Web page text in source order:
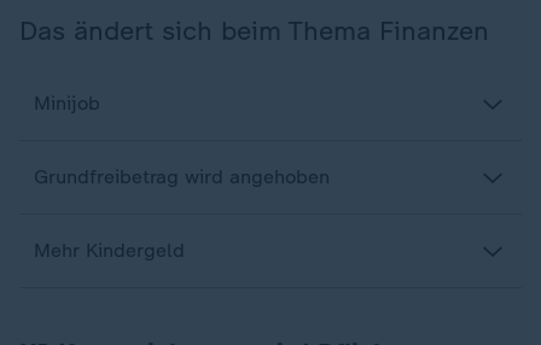
Das ändert sich beim Thema Finanzen
Minijob
Grundfreibetrag wird angehoben
Mehr Kindergeld